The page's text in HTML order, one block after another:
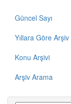
Güncel Sayı
Yıllara Göre Arşiv
Konu Arşivi
Arşiv Arama